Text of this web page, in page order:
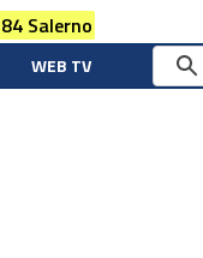
Salerno
WEB TV